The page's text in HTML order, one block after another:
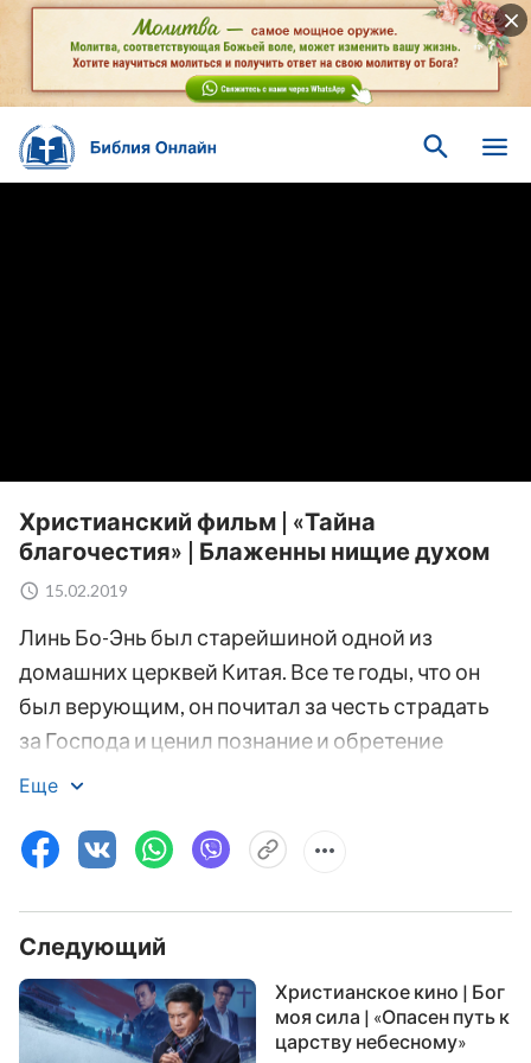
Христианский фильм | «Тайна
благочестия» | Блаженны нищие духом
15.02.2019
Линь Бо-Энь был старейшиной одной из
домашних церквей Китая. Все те годы, что он
был верующим, он почитал за честь страдать
за Господа и ценил познание и обретение
Господа Иисуса Христа превыше всего в этом
проповедовать и услышал новость, которая
шокировала его: Господь Иисус вернулся в мир
во плоти, Он естьХристоспоследних дней –
Всемогущий Бог! Линь Бо-Энь был озадачен.
Считалось, что при возвращении Господь
должен был сойти на облаках, почему же Он
тогда воплотился и совершает Свою работу
Еще
Следующий
Христианское кино | Бог
моя сила | «Опасен путь к
царству небесному»